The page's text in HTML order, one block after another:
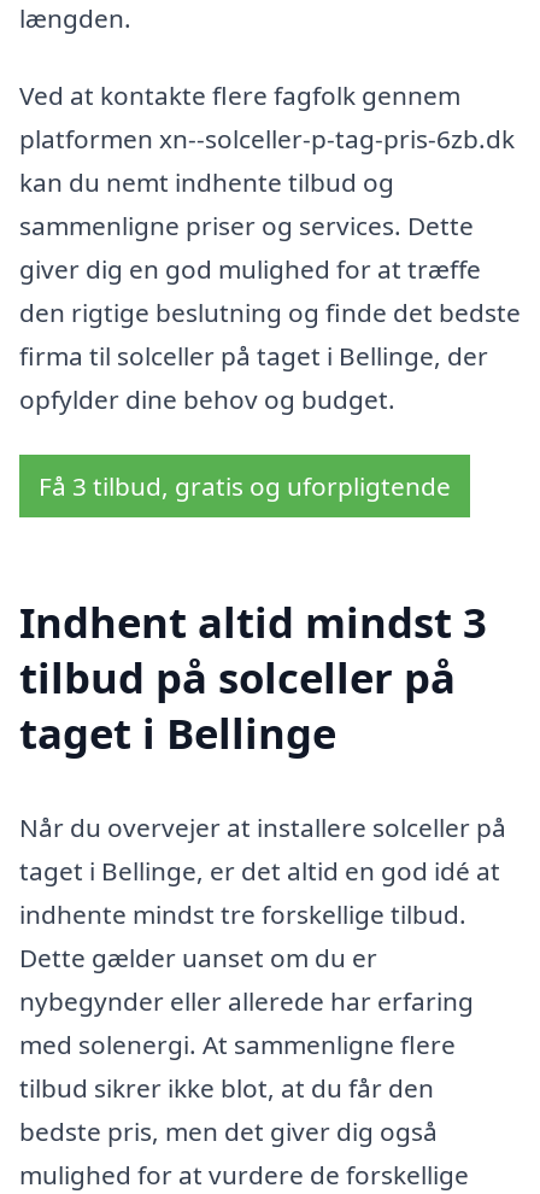
længden.
Ved at kontakte flere fagfolk gennem
platformen xn--solceller-p-tag-pris-6zb.dk
kan du nemt indhente tilbud og
sammenligne priser og services. Dette
giver dig en god mulighed for at træffe
den rigtige beslutning og finde det bedste
firma til solceller på taget i Bellinge, der
opfylder dine behov og budget.
Få 3 tilbud, gratis og uforpligtende
Indhent altid mindst 3
tilbud på solceller på
taget i Bellinge
Når du overvejer at installere solceller på
taget i Bellinge, er det altid en god idé at
indhente mindst tre forskellige tilbud.
Dette gælder uanset om du er
nybegynder eller allerede har erfaring
med solenergi. At sammenligne flere
tilbud sikrer ikke blot, at du får den
bedste pris, men det giver dig også
mulighed for at vurdere de forskellige